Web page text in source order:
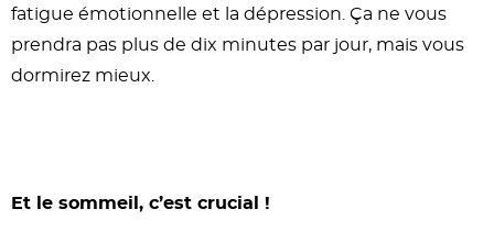
fatigue émotionnelle et la dépression. Ça ne vous
prendra pas plus de dix minutes par jour, mais vous
dormirez mieux.
Et le sommeil, c’est crucial !